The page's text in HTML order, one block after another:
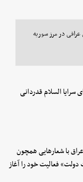
در مرز سوریه
السلام قدردانی
با شعارهایی همچون
فعالیت خود را آغاز